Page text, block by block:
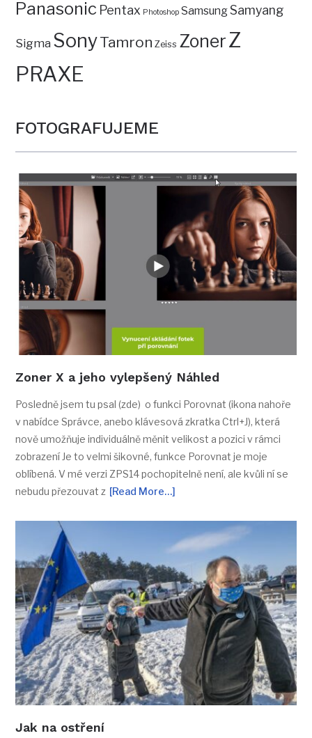
Panasonic Pentax Photoshop SamsungSamyang
Sigma SonyTamron Zeiss ZonerZ
PRAXE
FOTOGRAFUJEME
Zoner X a jeho vylepšený Náhled
Posledně jsem tu psal (zde) o funkci Porovnat (ikona nahoře
v nabídce Správce, anebo klávesová zkratka Ctrl+J), která
nově umožňuje individuálně měnit velikost a pozici v rámci
zobrazení Je to velmi šikovné, funkce Porovnat je moje
oblíbená. V mé verzi ZPS14 pochopitelně není, ale kvůli ní se
nebudu přezouvat z [Read More…]
Jak na ostření